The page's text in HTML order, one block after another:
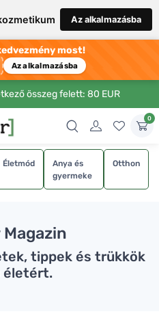
Az alkalmazásba
most!
Az alkalmazásba
összeg felett: 80 EUR
0
Életmód
Anya és
gyermeke
Otthon
tippek és trükkök
életért.